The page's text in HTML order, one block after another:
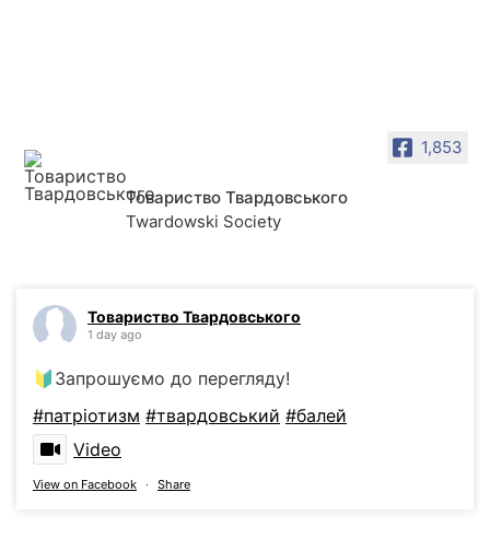
1,853
Товариство Твардовського
Twardowski Society
Товариство Твардовського
1 day ago
🔰Запрошуємо до перегляду!
#патріотизм #твардовський #балей
Video
View on Facebook · Share